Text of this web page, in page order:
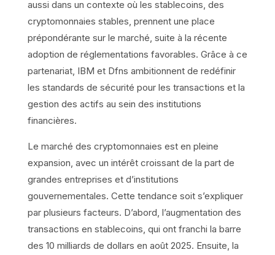
aussi dans un contexte où les stablecoins, des
cryptomonnaies stables, prennent une place
prépondérante sur le marché, suite à la récente
adoption de réglementations favorables. Grâce à ce
partenariat, IBM et Dfns ambitionnent de redéfinir
les standards de sécurité pour les transactions et la
gestion des actifs au sein des institutions
financières.
Le marché des cryptomonnaies est en pleine
expansion, avec un intérêt croissant de la part de
grandes entreprises et d’institutions
gouvernementales. Cette tendance soit s’expliquer
par plusieurs facteurs. D’abord, l’augmentation des
transactions en stablecoins, qui ont franchi la barre
des 10 milliards de dollars en août 2025. Ensuite, la